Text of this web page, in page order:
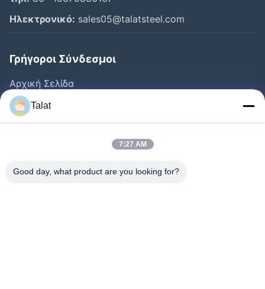
Ηλεκτρονικό: sales05@talatsteel.com
Γρήγοροι Σύνδεσμοι
Αρχική Σελίδα
Προϊόντα
Σχετικά Με Εμάς
Ποιοτικός Έλεγχος
Talat
7:27 AM
Good day, what product are you looking for?